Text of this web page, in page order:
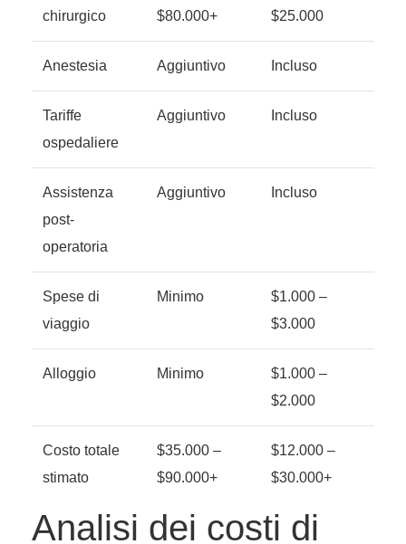
chirurgico
$80.000+
$25.000
Anestesia Aggiuntivo Incluso
Tariffe
ospedaliere
Aggiuntivo Incluso
Assistenza
post-
operatoria
Aggiuntivo Incluso
Spese di
viaggio
Minimo
$1.000 –
$3.000
Alloggio Minimo
$1.000 –
$2.000
Costo totale
stimato
$35.000 –
$90.000+
$12.000 –
$30.000+
Analisi dei costi di